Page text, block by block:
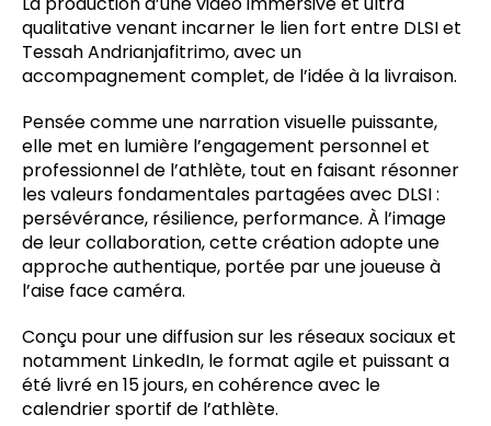
qualitative venant incarner le lien fort entre DLSI et
Tessah Andrianjafitrimo, avec un
accompagnement complet, de l’idée à la livraison.
Pensée comme une narration visuelle puissante,
elle met en lumière l’engagement personnel et
professionnel de l’athlète, tout en faisant résonner
les valeurs fondamentales partagées avec DLSI :
persévérance, résilience, performance. À l’image
de leur collaboration, cette création adopte une
approche authentique, portée par une joueuse à
l’aise face caméra.
Conçu pour une diffusion sur les réseaux sociaux et
notamment LinkedIn, le format agile et puissant a
été livré en 15 jours, en cohérence avec le
calendrier sportif de l’athlète.